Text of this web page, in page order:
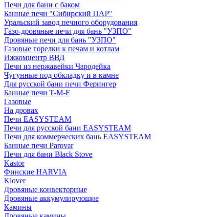
Печи для бани с баком
Банные печи "Сибирский ПАР"
Уральский завод печного оборудования
Газо-дровяные печи для бань "УЗПО"
Дровяные печи для бань "УЗПО"
Газовые горелки к печам и котлам
Ижкомцентр ВВД
Печи из нержавейки Чародейка
Чугунные под обкладку и в камне
Для русской бани печи Ферингер
Банные печи T-M-F
Газовые
На дровах
Печи EASYSTEAM
Печи для русской бани EASYSTEAM
Печи для коммерческих бань EASYSTEAM
Банные печи Parovar
Печи для бани Black Stove
Kastor
Финские HARVIA
Klover
Дровяные конвекторные
Дровяные аккумулирующие
Камины